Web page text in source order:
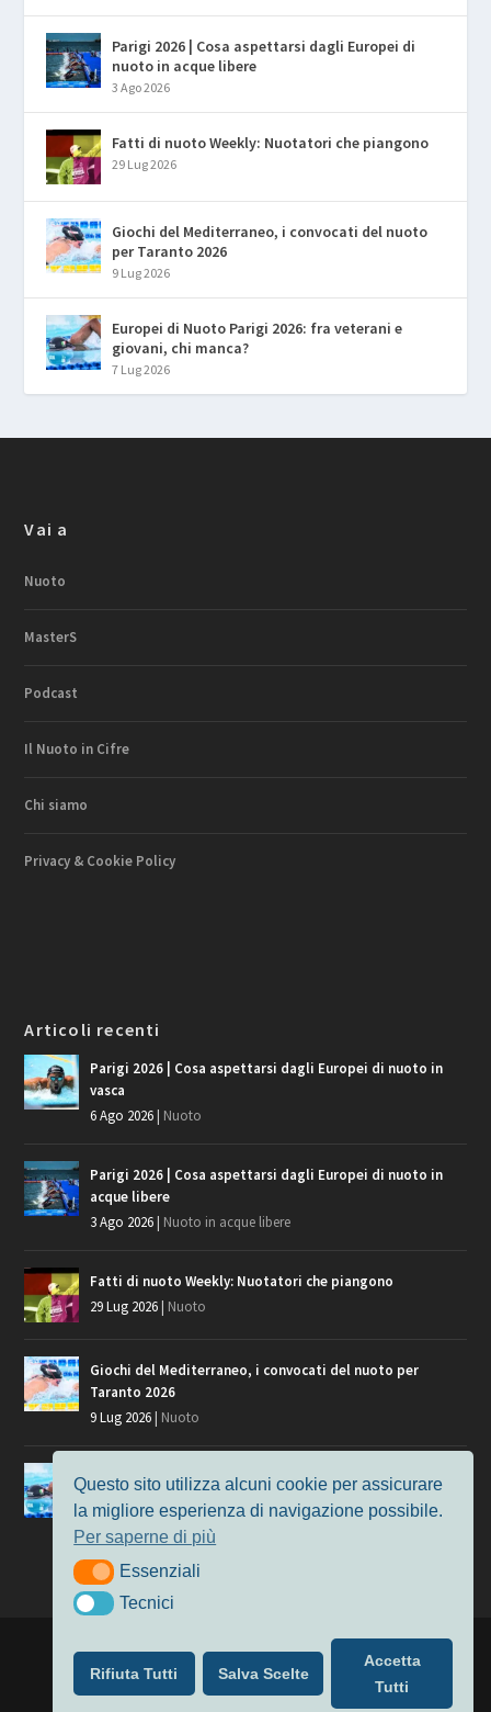
Parigi 2026 | Cosa aspettarsi dagli Europei di
nuoto in acque libere
3 Ago 2026
Fatti di nuoto Weekly: Nuotatori che piangono
29 Lug 2026
Giochi del Mediterraneo, i convocati del nuoto
per Taranto 2026
9 Lug 2026
Europei di Nuoto Parigi 2026: fra veterani e
giovani, chi manca?
7 Lug 2026
Vai a
Nuoto
MasterS
Podcast
Il Nuoto in Cifre
Chi siamo
Privacy & Cookie Policy
Articoli recenti
Parigi 2026 | Cosa aspettarsi dagli Europei di nuoto in
vasca
6 Ago 2026 Nuoto
Parigi 2026 | Cosa aspettarsi dagli Europei di nuoto in
acque libere
3 Ago 2026 Nuoto in acque libere
Fatti di nuoto Weekly: Nuotatori che piangono
29 Lug 2026 Nuoto
Giochi del Mediterraneo, i convocati del nuoto per
Taranto 2026
9 Lug 2026 Nuoto
Europei di Nuoto Parigi 2026: fra veterani e giovani, chi
manca?
7 Lug 2026
Nuoto
| Alimentato da
Nuoto
MasterS Podcast Il Nuoto in Cifre
Privacy & Cookie Policy
Questo sito utilizza alcuni cookie per assicurare
la migliore esperienza di navigazione possibile.
Per saperne di più
EssenzialiEssenziali
TecniciTecnici
Rifiuta Tutti Salva Scelte
Accetta
Tutti